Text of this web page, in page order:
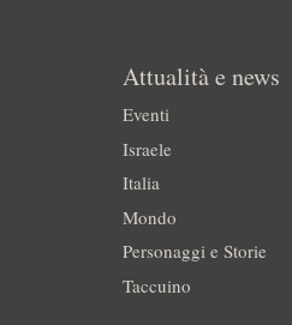
Attualità e news
Eventi
Israele
Italia
Mondo
Personaggi e Storie
Taccuino